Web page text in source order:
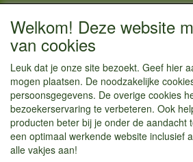
CONTACTGEGEVENS
Vestigingsadres:
Hoofdweg 36
1433 JW Kudelstaart
info@kamperenenzo.nl
Tel : 06 125 82 112
Handelend onder
Welkom! Deze website
van cookies
Leuk dat je onze site bezoekt. Geef hier
mogen plaatsen. De noodzakelijke
persoonsgegevens. De overige cookies
bezoekerservaring te verbeteren. Ook
producten beter bij je onder de aandacht
een optimaal werkende website inclusief
alle vakjes aan!